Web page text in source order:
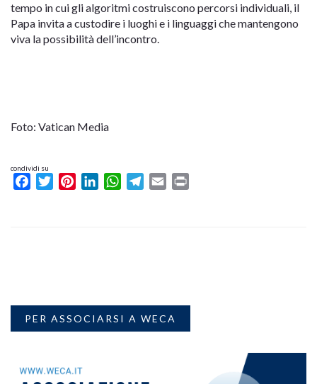
tempo in cui gli algoritmi costruiscono percorsi individuali, il
Papa invita a custodire i luoghi e i linguaggi che mantengono
viva la possibilità dell’incontro.
Foto: Vatican Media
condividi su
FacebookTwitterPinterestLinkedInWhatsAppTelegram
Email
PER ASSOCIARSI A WECA